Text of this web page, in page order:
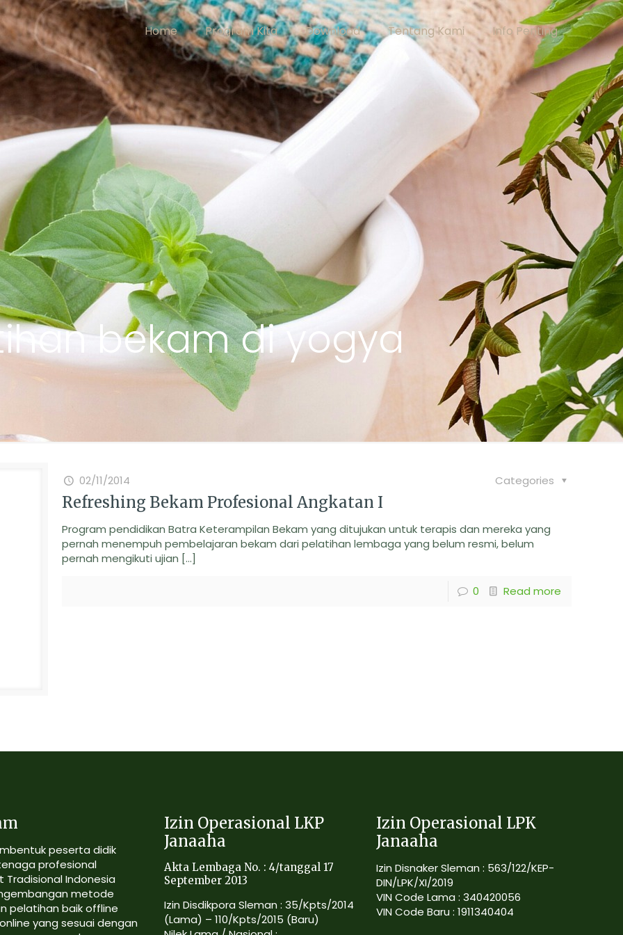
Home Program Kita Download Tentang Kami Info Penting
bekam di yogya
02/11/2014 Categories
Refreshing Bekam Profesional Angkatan I
Program pendidikan Batra Keterampilan Bekam yang ditujukan untuk terapis dan mereka yang
pernah menempuh pembelajaran bekam dari pelatihan lembaga yang belum resmi, belum
pernah mengikuti ujian […]
0 Read more
peserta didik
profesional
Tradisional Indonesia
metode
pelatihan baik offline
yang sesuai dengan
Izin Operasional LKP
Janaaha
Akta Lembaga No. : 4/tanggal 17
September 2013
Izin Disdikpora Sleman : 35/Kpts/2014
(Lama) – 110/Kpts/2015 (Baru)
Izin Operasional LPK
Janaaha
Izin Disnaker Sleman : 563/122/KEP-
DIN/LPK/XI/2019
VIN Code Lama : 340420056
VIN Code Baru : 1911340404